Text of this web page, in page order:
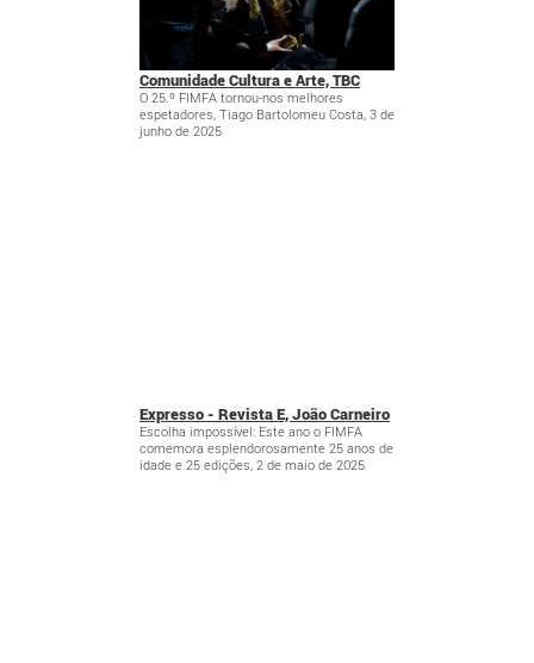
Comunidade Cultura e Arte, TBC
O 25.º FIMFA tornou-nos melhores
espetadores, Tiago Bartolomeu Costa, 3 de
junho de 2025
Expresso - Revista E, João Carneiro
Escolha impossível: Este ano o FIMFA
comemora esplendorosamente 25 anos de
idade e 25 edições, 2 de maio de 2025